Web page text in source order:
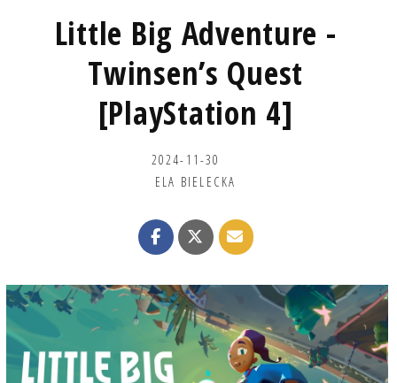
Little Big Adventure -
Twinsen’s Quest
[PlayStation 4]
2024-11-30
ELA BIELECKA